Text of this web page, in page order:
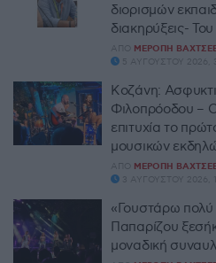
διορισμών
διακηρύξεις-
ΑΠΌ ΜΕΡΌΠΗ
5 ΑΥΓΟΎΣΤΟΥ 2026,
Κοζάνη:
Φιλοπρόοδου –
επιτυχία το
μουσικών
ΑΠΌ ΜΕΡΌΠΗ
3 ΑΥΓΟΎΣΤΟΥ 2026,
«Γουστάρω πολύ
Παπαρίζου
μοναδική